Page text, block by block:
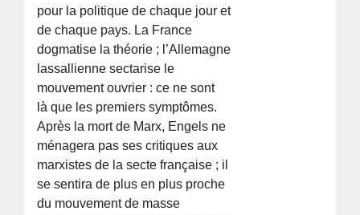
pour la politique de chaque jour et
de chaque pays. La France
dogmatise la théorie ; l’Allemagne
lassallienne sectarise le
mouvement ouvrier : ce ne sont
là que les premiers symptômes.
Après la mort de Marx, Engels ne
ménagera pas ses critiques aux
marxistes de la secte française ; il
se sentira de plus en plus proche
du mouvement de masse